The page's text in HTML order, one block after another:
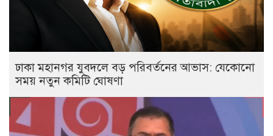
ঢাকা মহানগর যুবদলে বড় পরিবর্তনের আভাস: যেকোনো
সময় নতুন কমিটি ঘোষণা